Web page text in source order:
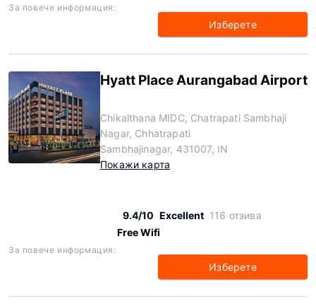
За повече информация:
Изберете
Hyatt Place Aurangabad Airport
Chikalthana MIDC, Chatrapati Sambhaji
Nagar, Chhatrapati
Sambhajinagar, 431007, IN
Покажи карта
9.4/10 Excellent 116 отзива
Free Wifi
За повече информация:
Изберете